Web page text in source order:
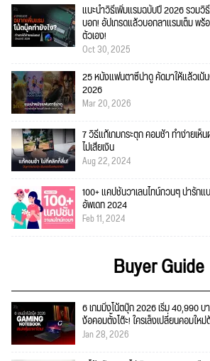
แนะนำวิธีเพิ่มแรมฉบับปี 2026 รวมวิ
บอก! อัปเกรดแล้วบอกลาแรมเต็ม พร้
ตัวเอง!
Oct 30, 2025
25 หนังแฟนตาซีน่าดู คัดมาให้แล้วเ
2026
Mar 20, 2026
7 วิธีแก้เกมกระตุก คอมช้า ทำง่ายเห็น
ไม่เสียเงิน
Aug 22, 2024
100+ แคปชั่นวาเลนไทน์กวนๆ น่ารั
อัพเดท 2024
Feb 11, 2024
Buyer Guide
6 เกมมิ่งโน้ตบุ๊ก 2026 เริ่ม 40,990
ง้อคอมตั้งโต๊ะ! ใครเล็งเปลี่ยนคอมให
Jan 28, 2026